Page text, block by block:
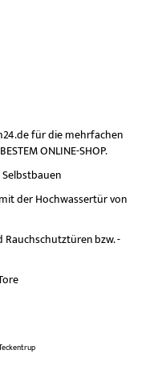
für die mehrfachen
ONLINE-SHOP.
der Hochwassertür von
Rauchschutztüren bzw. -